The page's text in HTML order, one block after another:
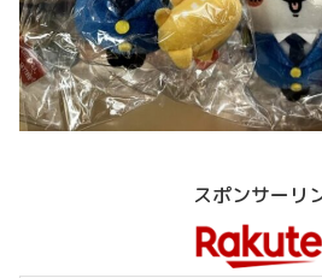
スポンサーリ